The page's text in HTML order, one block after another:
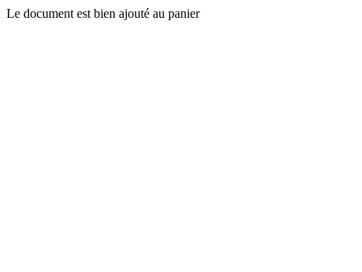
Le document est bien ajouté au panier